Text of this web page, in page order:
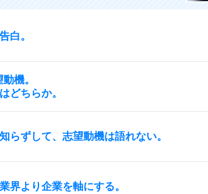
白。
機。
どちらか。
らずして、志望動機は語れない。
界より企業を軸にする。